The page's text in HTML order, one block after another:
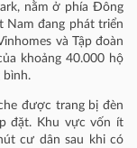
nằm ở phía Đông
Nam đang phát triển
và Tập đoàn
khoảng 40.000 hộ
bình.
được trang bị đèn
đặt. Khu vực vốn ít
cư dân sau khi có